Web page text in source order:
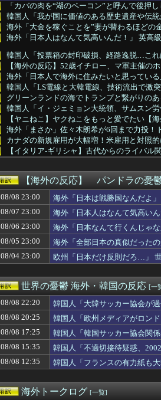
「カバの肉を“湖のベーコン”と呼んで後押
韓国人「我が国に価値のある歴史遺産や伝
海外「大金を稼ぐことを”妻が替わるほどの
海外「日本人はなんて気高いんだ！」 英高
韓国人「投票箱の封印破損、経路逸脱…こ
【海外の反応】52歳イチロー、マ軍主催の
海外「日本人で海外に住みたいと思ってい
韓国人「LS電線と大韓電線、技術流出で激
グリーンランドの海でトランプと繋がりの
韓国人「イ・ジェミョン大統領、サムスン
【ヤニねこ】ヤクねこをもっと愛でたい【海
海外「まさか」佐々木朗希が6回まで力投！
カナダの新規雇用が大幅増！米雇用と対照
【イタリア-ギリシャ】古代からのライバル
佐々木朗希が巨大グローブで見せた好フィ
韓国人「数日間、日本で家を留守にしていた
#韓国記事翻訳 『アジア最強の韓国サッカ
韓国人「サムスン・ハイニックスを涙を飲
海外の反応：韓国在住の日本人インフルエ
海外「やっぱり日本のこういう部分が最高
海外「メジャー最強？」吉田正尚が２戦連
外国人「アンチがいない女性アニメキャラ
チェコメディアがKリーグを分析「韓国は絶
海外「日本は戦勝国なんだよ」 戦後の日本
海外「W杯では行方不明だったが」ルイス
【海外の反応】イチローがマリナーズのHR
英国人「安心感が違う」冨安健洋、パレス
日本でフィジー出身のラグビー選手が熱中
韓国人「大韓サッカー協会が過去に20人の
マンチェスター・シティの新シーズンはど
海外「日本のメディアを楽しめないことに
海外「ほら、明かりが見えるでしょ。シェ
海外「今年のメジャーは混とん」佐々木朗
韓国人「日本がここまでの観光大国に発展
【海外の反応】 パンドラの憂
08/08 23:00
海外「日本は戦勝国なんだよ
08/07 23:00
海外「日本人はなんて気高い
08/06 23:00
海外「日本なんて行くんじゃ
08/05 23:00
海外「全部日本の真似だった
08/04 23:00
欧州「日本だけ反則だろ…」
世界の憂鬱 海外・韓国の反応 [一
08/08 22:20
韓国人「大韓サッカー協会が
た事が明らかに‥」
08/08 20:25
韓国人「欧州メディアがロン
08/08 17:25
韓国人「韓国サッカー協会関
られる」
08/08 15:35
韓国人「不適切接待疑惑、
08/08 12:35
韓国人「フランスの有力紙も
海外トークログ [一覧]